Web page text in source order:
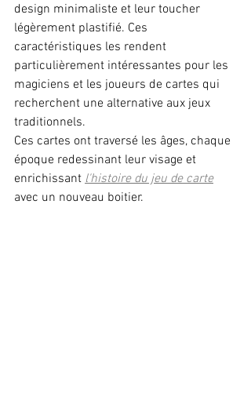
design minimaliste et leur toucher
légèrement plastifié. Ces
caractéristiques les rendent
particulièrement intéressantes pour les
magiciens et les joueurs de cartes qui
recherchent une alternative aux jeux
traditionnels.
Ces cartes ont traversé les âges, chaque
époque redessinant leur visage et
enrichissant l'histoire du jeu de carte
avec un nouveau boitier.